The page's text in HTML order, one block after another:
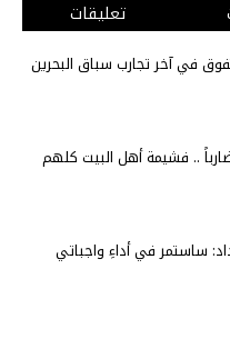
تعليقات
يتفوق في آخر تجارب سباق البحرين
.. فشيمة أهل البيت كلهم
ساستمر في أداءِ واجباتي